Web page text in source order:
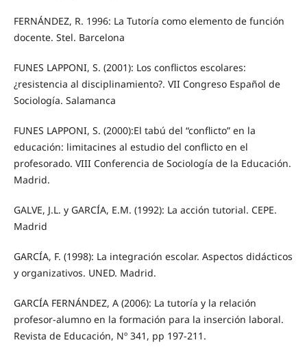
FERNÁNDEZ, R. 1996: La Tutoría como elemento de función
docente. Stel. Barcelona
FUNES LAPPONI, S. (2001): Los conflictos escolares:
¿resistencia al disciplinamiento?. VII Congreso Español de
Sociología. Salamanca
FUNES LAPPONI, S. (2000):El tabú del “conflicto” en la
educación: limitacines al estudio del conflicto en el
profesorado. VIII Conferencia de Sociología de la Educación.
Madrid.
GALVE, J.L. y GARCÍA, E.M. (1992): La acción tutorial. CEPE.
Madrid
GARCÍA, F. (1998): La integración escolar. Aspectos didácticos
y organizativos. UNED. Madrid.
GARCÍA FERNÁNDEZ, A (2006): La tutoría y la relación
profesor-alumno en la formación para la inserción laboral.
Revista de Educación, Nº 341, pp 197-211.